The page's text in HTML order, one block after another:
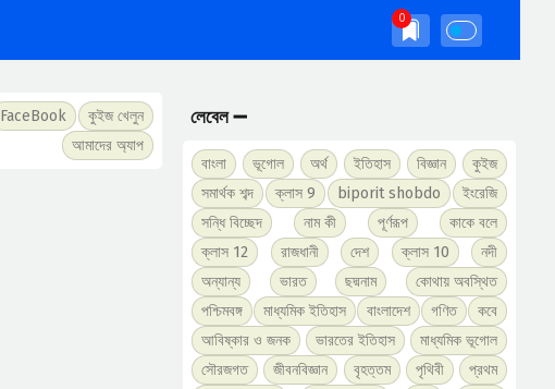
FaceBook
কুইজ খেলুন
আমাদের অ্যাপ
লেবেল ➖
বাংলা ভূগোল অর্থ ইতিহাস বিজ্ঞান
কুইজ
সমার্থক শব্দ
ক্লাস 9 biporit shobdo
ইংরেজি
সন্ধি বিচ্ছেদ
নাম কী পূর্ণরূপ
কাকে বলে
ক্লাস 12
রাজধানী দেশ ক্লাস 10
নদী
অন্যান্য
ভারত ছদ্মনাম
কোথায় অবস্থিত
পশ্চিমবঙ্গ
মাধ্যমিক ইতিহাস বাংলাদেশ গণিত
কবে
আবিষ্কার ও জনক
ভারতের ইতিহাস
মাধ্যমিক ভূগোল
সৌরজগত
জীবনবিজ্ঞান বৃহত্তম পৃথিবী
প্রথম